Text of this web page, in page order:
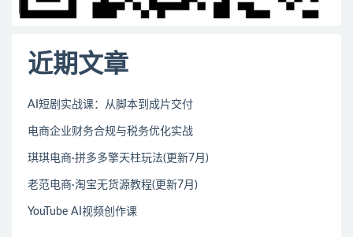
近期文章
AI短剧实战课：从脚本到成片交付
电商企业财务合规与税务优化实战
琪琪电商·拼多多擎天柱玩法(更新7月)
老范电商·淘宝无货源教程(更新7月)
YouTube AI视频创作课